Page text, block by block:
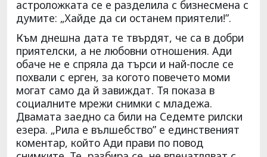
астроложката се е разделила с бизнесмена с
думите: „Хайде да си останем приятели!”.
Към днешна дата те твърдят, че са в добри
приятелски, а не любовни отношения. Ади
обаче не е спряла да търси и най-после се
похвали с ерген, за когото повечето моми
могат само да й завиждат. Тя показа в
социалните мрежи снимки с младежа.
Двамата заедно са били на Седемте рилски
езера. „Рила е вълшебство” е единственият
коментар, който Ади прави по повод